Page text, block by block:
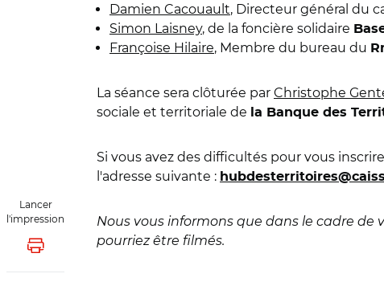
Lancer
l'impression
Lancer l'impression
Damien Cacouault, Directeur général du
Simon Laisney, de la foncière solidaire
Françoise Hilaire, Membre du bureau du
La séance sera clôturée par Christophe
sociale et territoriale de
la Banque des
Si vous avez des difficultés pour vous
l'adresse suivante :
Nous vous informons que dans le cadre
pourriez être filmés.